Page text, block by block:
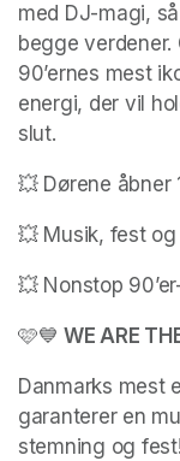
med DJ-magi,
begge
90’ernes mest
energi, der vil
slut.
💥 Dørene åbner
💥 Musik, fest
💥 Nonstop
🩷💙 WE ARE
Danmarks mest
garanterer en
stemning og